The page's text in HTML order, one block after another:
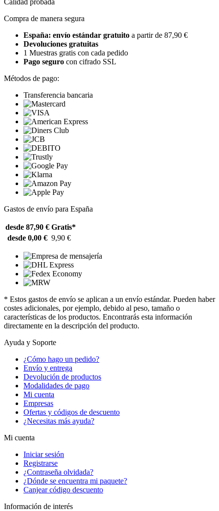
Compra de manera segura
España: envío estándar gratuito a partir de 87,90 €
Devoluciones gratuitas
1 Muestras gratis con cada pedido
Pago seguro con cifrado SSL
Métodos de pago:
Transferencia bancaria
Gastos de envío para España
desde 87,90 € Gratis*
desde 0,00 € 9,90 €
* Estos gastos de envío se aplican a un envío estándar. Pueden haber
costes adicionales, por ejemplo, debido al peso, tamaño o
características de los productos. Encontrarás esta información
directamente en la descripción del producto.
Ayuda y Soporte
¿Cómo hago un pedido?
Envío y entrega
Devolución de productos
Modalidades de pago
Mi cuenta
Empresas
Ofertas y códigos de descuento
¿Necesitas más ayuda?
Mi cuenta
Iniciar sesión
Registrarse
¿Contraseña olvidada?
¿Dónde se encuentra mi paquete?
Canjear código descuento
Información de interés